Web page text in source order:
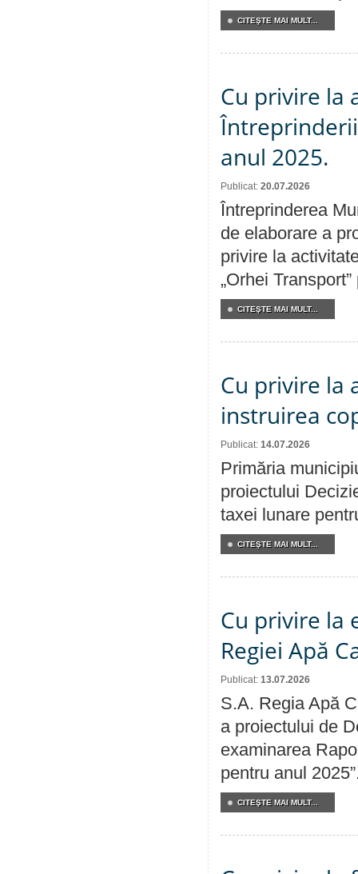
CITEŞTE MAI MULT...
Cu privire la
anul 2025.
Publicat: 20.07.2026
Întreprinderea
de elaborare a
privire la
„Orhei
CITEŞTE MAI MULT...
Cu privire la
instruirea
Publicat: 14.07.2026
Primăria
proiectului
taxei lunare
CITEŞTE MAI MULT...
Cu privire la
Regiei Apă
Publicat: 13.07.2026
S.A. Regia Apă
a proiectului de
examinarea
pentru anul
CITEŞTE MAI MULT...